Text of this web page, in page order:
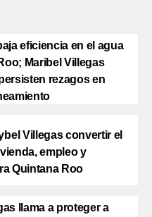
eficiencia en el agua
Maribel Villegas
rezagos en
Villegas convertir el
empleo y
Quintana Roo
llama a proteger a